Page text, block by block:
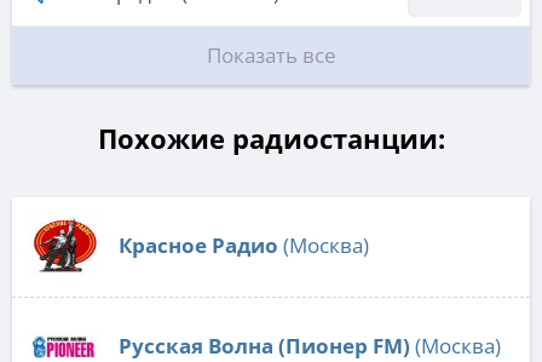
Показать все
Похожие радиостанции:
Красное Радио (Москва)
Русская Волна (Пионер FM) (Москва)